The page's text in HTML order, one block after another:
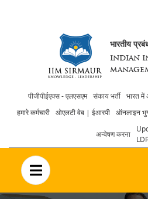
भारतीय
INDIAN
Header
menu
पीजीपीईएक्स - एलएसएम संकाय भर्ती भारत
हमारे कर्मचारी
ओएलटी वेब | ईआरपी ऑनलाइन
अन्वेषण करना
no text